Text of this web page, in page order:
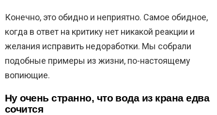
Конечно, это обидно и неприятно. Самое обидное,
когда в ответ на критику нет никакой реакции и
желания исправить недоработки. Мы собрали
подобные примеры из жизни, по-настоящему
вопиющие.
Ну очень странно, что вода из крана едва
сочится